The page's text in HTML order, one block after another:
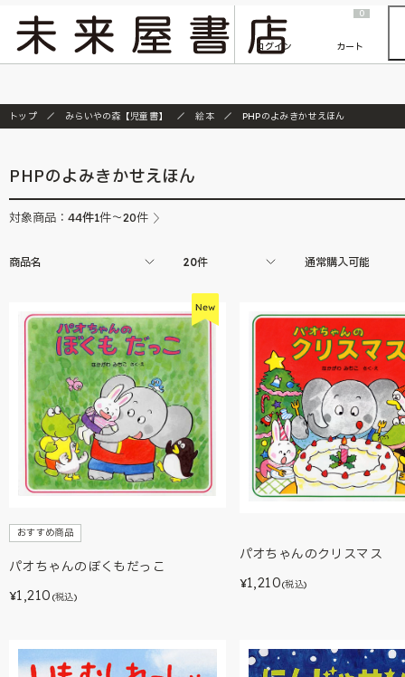
『ONE PIECE magazine 021 ONE PIECEカード付き同梱版』発売延期のご案内
ログイン
0
カート
トップ みらいやの森【児童書】 絵本 PHPのよみきかせえほん
PHPのよみきかせえほん
対象商品： 44件1件～20件
商品名 20件 通常購入可能
おすすめ商品
パオちゃんのぼくもだっこ
¥1,210 (税込)
パオちゃんのクリスマス
¥1,210(税込)